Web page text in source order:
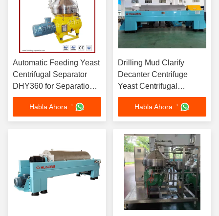
Automatic Feeding Yeast
Centrifugal Separator
DHY360 for Separation
with 7302 Bowl Speed
and 300-500 L/H
Through-put Capacity
Habla Ahora. '
Drilling Mud Clarify
Decanter Centrifuge
Yeast Centrifugal
Separator For Easy
Maintenance And
Intelligent Operation
Habla Ahora. '